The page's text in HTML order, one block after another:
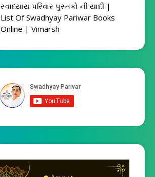
સ્વાધ્યાય પરિવાર પુસ્તકો ની યાદી |
List Of Swadhyay Pariwar Books
Online | Vimarsh